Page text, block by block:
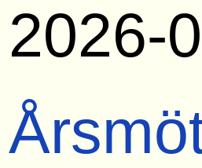
2026-